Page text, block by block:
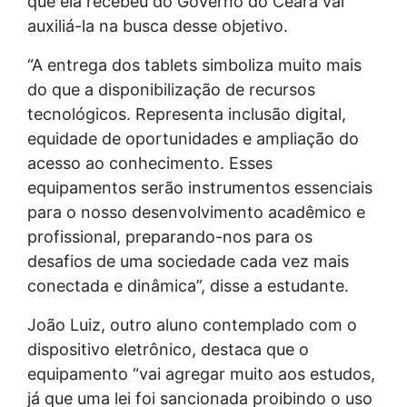
auxiliá-la na busca desse objetivo.
“A entrega dos tablets simboliza muito mais
do que a disponibilização de recursos
tecnológicos. Representa inclusão digital,
equidade de oportunidades e ampliação do
acesso ao conhecimento. Esses
equipamentos serão instrumentos essenciais
para o nosso desenvolvimento acadêmico e
profissional, preparando-nos para os
desafios de uma sociedade cada vez mais
conectada e dinâmica”, disse a estudante.
João Luiz, outro aluno contemplado com o
dispositivo eletrônico, destaca que o
equipamento “vai agregar muito aos estudos,
já que uma lei foi sancionada proibindo o uso